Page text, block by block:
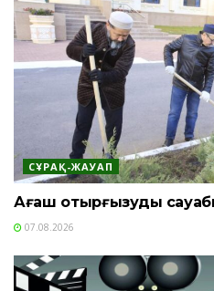
СҰРАҚ-ЖАУАП
Ағаш отырғызудың
07.08.2026